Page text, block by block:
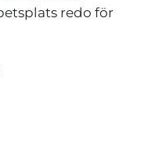
redo för